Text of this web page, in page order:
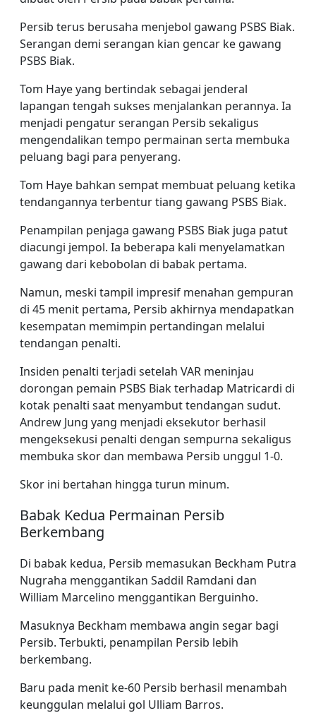
Persib terus berusaha menjebol gawang PSBS Biak.
Serangan demi serangan kian gencar ke gawang
PSBS Biak.
Tom Haye yang bertindak sebagai jenderal
lapangan tengah sukses menjalankan perannya. Ia
menjadi pengatur serangan Persib sekaligus
mengendalikan tempo permainan serta membuka
peluang bagi para penyerang.
Tom Haye bahkan sempat membuat peluang ketika
tendangannya terbentur tiang gawang PSBS Biak.
Penampilan penjaga gawang PSBS Biak juga patut
diacungi jempol. Ia beberapa kali menyelamatkan
gawang dari kebobolan di babak pertama.
Namun, meski tampil impresif menahan gempuran
di 45 menit pertama, Persib akhirnya mendapatkan
kesempatan memimpin pertandingan melalui
tendangan penalti.
Insiden penalti terjadi setelah VAR meninjau
dorongan pemain PSBS Biak terhadap Matricardi di
kotak penalti saat menyambut tendangan sudut.
Andrew Jung yang menjadi eksekutor berhasil
mengeksekusi penalti dengan sempurna sekaligus
membuka skor dan membawa Persib unggul 1-0.
Skor ini bertahan hingga turun minum.
Babak Kedua Permainan Persib
Berkembang
Di babak kedua, Persib memasukan Beckham Putra
Nugraha menggantikan Saddil Ramdani dan
William Marcelino menggantikan Berguinho.
Masuknya Beckham membawa angin segar bagi
Persib. Terbukti, penampilan Persib lebih
berkembang.
Baru pada menit ke-60 Persib berhasil menambah
keunggulan melalui gol Ulliam Barros.